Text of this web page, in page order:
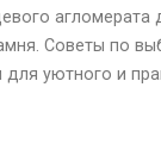
агломерата
Советы по
уютного и